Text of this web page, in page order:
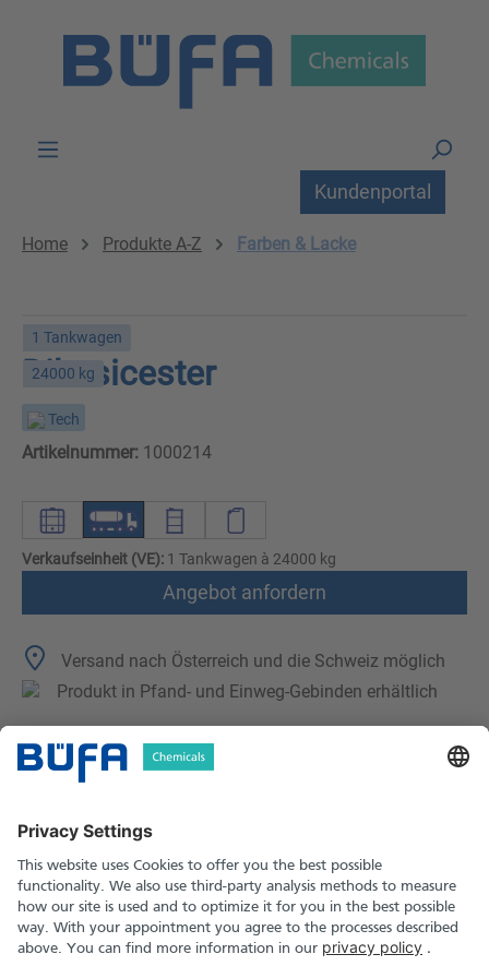
Kundenportal
Home Produkte A-Z Farben & Lacke
1 Tankwagen
24000 kg
Dibasicester
Tech
Artikelnummer: 1000214
Verkaufseinheit (VE): 1 Tankwagen à 24000 kg
Angebot anfordern
Versand nach Österreich und die Schweiz möglich
Produkt in Pfand- und Einweg-Gebinden erhältlich
Technische Merkmale
Sicherheitshinweise